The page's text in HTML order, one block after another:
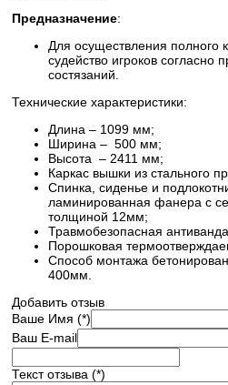
Предназначение:
Для осуществления полного
судейство игроков согласно
состязаний.
Технические характеристики:
Длина – 1099 мм;
Ширина – 500 мм;
Высота – 2411 мм;
Каркас вышки из стального
Спинка, сиденье и
ламинированная фанера с
толщиной 12мм;
Травмобезопасная
Порошковая
Способ монтажа
400мм.
Добавить отзыв
Ваше Имя (*)
Ваш E-mail
Текст отзыва (*)